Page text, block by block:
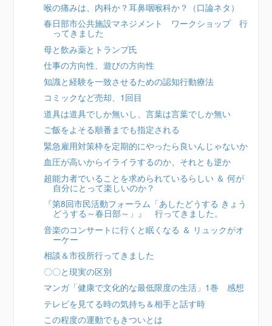
喉の痛みは、内科か？耳鼻咽喉科か？（口論ネタ）
春日部市公共施設マネジメント ワークショップ 行
ってきました
母と飲み薬とトランプ氏
仕事の方向性、遊びの方向性
知識と経験を一致させるための認知行動療法
コミックなど売却、1回目
道具は道具でしか無いし、言葉は言葉でしか無い
ご飯をよそる順番までも指定される
緊急雇用対策枠を定期的にやったら良いんじゃないか
血圧が高いからイライラするのか、それとも逆か
超能力者でいることを求められているらしい ＆ 何が
自分にとって楽しいのか？
『第8回市民活動フォーラム「あしたどうする きょう
どうする～春日部～」』 行ってきました。
音楽のコンサートに行くと眠くなる ＆ リュックがオ
ーケー
相談＆市役所行ってきました
〇〇と現実の区別
マンガ「健康で文化的な最低限度の生活」1巻 感想
テレビを見てる時の気持ち＆相手と話す時
この程度の運動でもきついとは